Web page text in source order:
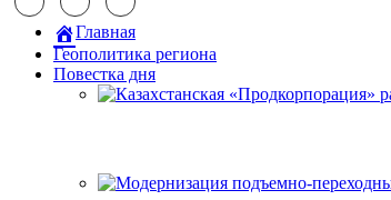
Главная
Геополитика региона
Повестка дня